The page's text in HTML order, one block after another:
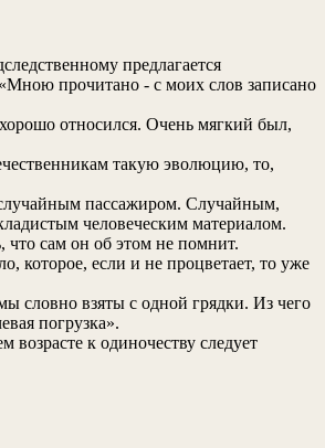
предлагается
прочитано - с моих слов записано
относился. Очень мягкий был,
такую эволюцию, то,
пассажиром. Случайным,
человеческим материалом.
что сам он об этом не помнит.
которое, если и не процветает, то уже
словно взяты с одной грядки. Из чего
погрузка».
к одиночеству следует